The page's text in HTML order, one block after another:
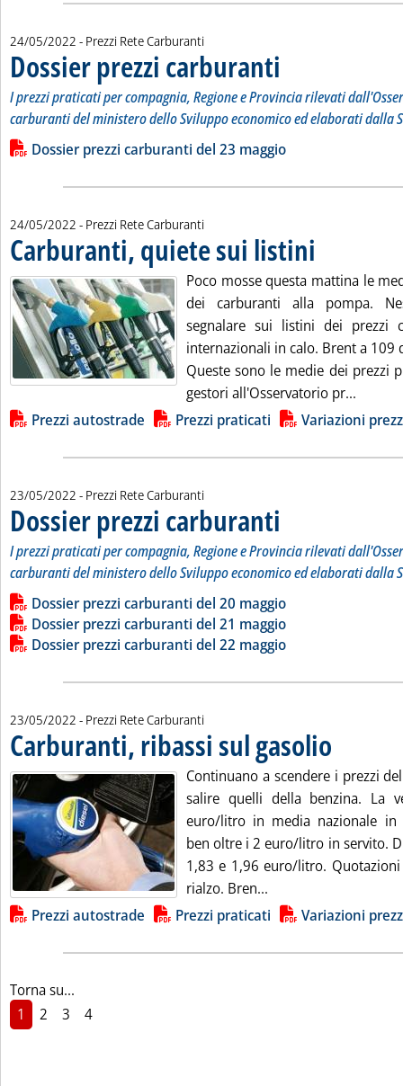
24/05/2022 - Prezzi Rete Carburanti
Dossier prezzi carburanti
I prezzi praticati per compagnia, Regione e Provincia rilevati
carburanti del ministero dello Sviluppo economico ed elaborati dalla
Leggi tutta la notizia: 'Dossier prezzi carburanti'
Lista allegati PDF alla notizia
Dossier prezzi carburanti del 23 maggio
24/05/2022 - Prezzi Rete Carburanti
Carburanti, quiete sui listini
Poco mosse questa mattina le
dei carburanti alla pompa.
segnalare sui listini dei prezzi
internazionali in calo. Brent a 109
Queste sono le medie dei prezzi
gestori all'Osservatorio pr...
Lista allegati PDF alla notizia
Prezzi autostrade Prezzi praticati Variazioni
23/05/2022 - Prezzi Rete Carburanti
Dossier prezzi carburanti
I prezzi praticati per compagnia, Regione e Provincia rilevati
carburanti del ministero dello Sviluppo economico ed elaborati dalla
Leggi tutta la notizia: 'Dossier prezzi carburanti'
Lista allegati PDF alla notizia
Dossier prezzi carburanti del 20 maggio
Dossier prezzi carburanti del 21 maggio
Dossier prezzi carburanti del 22 maggio
23/05/2022 - Prezzi Rete Carburanti
Carburanti, ribassi sul gasolio
Continuano a scendere i prezzi
salire quelli della benzina. La
euro/litro in media nazionale in
ben oltre i 2 euro/litro in servito.
1,83 e 1,96 euro/litro.
rialzo. Bren...
Lista allegati PDF alla notizia
Prezzi autostrade Prezzi praticati Variazioni
Torna su...
1
2 3 4